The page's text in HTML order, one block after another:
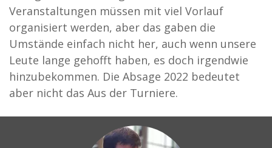
Veranstaltungen müssen mit viel Vorlauf
organisiert werden, aber das gaben die
Umstände einfach nicht her, auch wenn unsere
Leute lange gehofft haben, es doch irgendwie
hinzubekommen. Die Absage 2022 bedeutet
aber nicht das Aus der Turniere.